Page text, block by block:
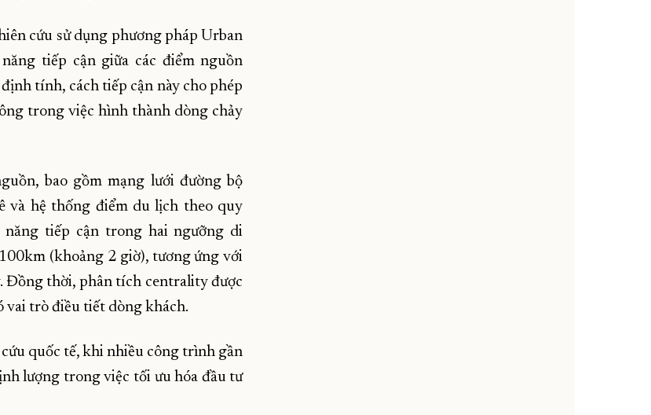
cứu sử dụng phương pháp Urban
tiếp cận giữa các điểm nguồn
tính, cách tiếp cận này cho phép
trong việc hình thành dòng chảy
bao gồm mạng lưới đường bộ
và hệ thống điểm du lịch theo quy
tiếp cận trong hai ngưỡng di
(khoảng 2 giờ), tương ứng với
Đồng thời, phân tích centrality được
vai trò điều tiết dòng khách.
quốc tế, khi nhiều công trình gần
lượng trong việc tối ưu hóa đầu tư